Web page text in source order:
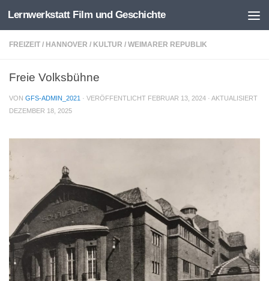
Zum Inhalt springen
Lernwerkstatt Film und Geschichte
FREIZEIT / HANNOVER / KULTUR / WEIMARER REPUBLIK
Freie Volksbühne
VON GFS-ADMIN_2021 · VERÖFFENTLICHT FEBRUAR 13, 2024 · AKTUALISIERT
DEZEMBER 18, 2025